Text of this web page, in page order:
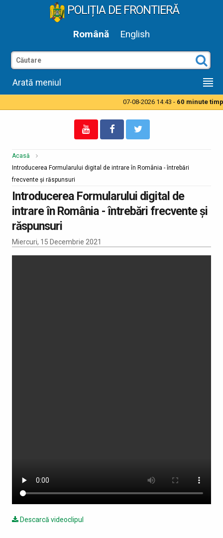
POLIȚIA DE FRONTIERĂ
Română English
Arată meniul
07-08-2026 14:43 -60 minute timp
Acasă
Introducerea Formularului digital de intrare în România - întrebări
frecvente și răspunsuri
Introducerea Formularului digital de
intrare în România - întrebări frecvente și
răspunsuri
Miercuri, 15 Decembrie 2021
Descarcă videoclipul